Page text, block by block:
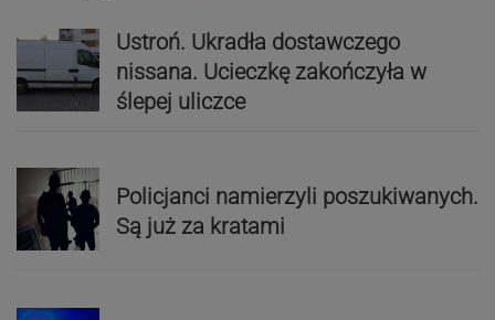
Ustroń. Ukradła dostawczego
nissana. Ucieczkę zakończyła w
ślepej uliczce
Policjanci namierzyli poszukiwanych.
Są już za kratami